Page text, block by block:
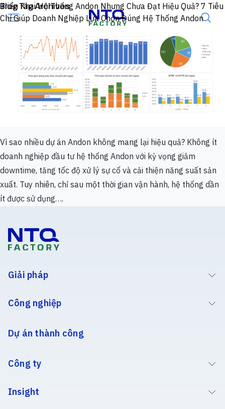
Skip to content
Blog Tag Archives
Triển Khai Hệ Thống Andon Nhưng Chưa Đạt Hiệu Quả? 7 Tiêu
Chí Giúp Doanh Nghiệp Lựa Chọn Đúng Hệ Thống Andon
Vì sao nhiều dự án Andon không mang lại hiệu quả? Không ít
doanh nghiệp đầu tư hệ thống Andon với kỳ vọng giảm
downtime, tăng tốc độ xử lý sự cố và cải thiện năng suất sản
xuất. Tuy nhiên, chỉ sau một thời gian vận hành, hệ thống dần
ít được sử dụng….
Giải pháp
Công nghiệp
Dự án thành công
Công ty
Insight